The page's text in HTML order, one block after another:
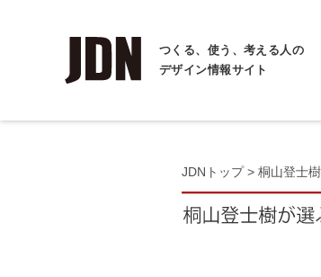
つくる、使う、考える人の
デザイン情報サイト
JDNトップ> 桐山登士